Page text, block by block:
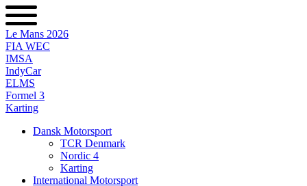
Videre
til
indhold
Le Mans 2026
FIA WEC
IMSA
IndyCar
ELMS
Formel 3
Karting
Dansk Motorsport
TCR Denmark
Nordic 4
Karting
International Motorsport